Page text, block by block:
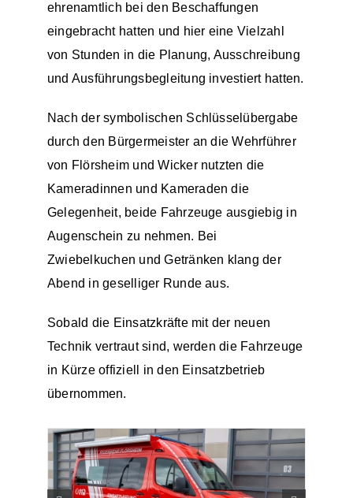
ehrenamtlich bei den Beschaffungen
eingebracht hatten und hier eine Vielzahl
von Stunden in die Planung, Ausschreibung
und Ausführungsbegleitung investiert hatten.
Nach der symbolischen Schlüsselübergabe
durch den Bürgermeister an die Wehrführer
von Flörsheim und Wicker nutzten die
Kameradinnen und Kameraden die
Gelegenheit, beide Fahrzeuge ausgiebig in
Augenschein zu nehmen. Bei
Zwiebelkuchen und Getränken klang der
Abend in geselliger Runde aus.
Sobald die Einsatzkräfte mit der neuen
Technik vertraut sind, werden die Fahrzeuge
in Kürze offiziell in den Einsatzbetrieb
übernommen.